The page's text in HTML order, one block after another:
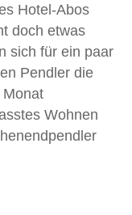
Hotel-Abos
doch etwas
sich für ein paar
Pendler die
Wohnen